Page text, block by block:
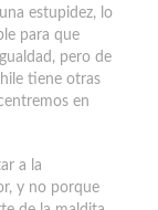
estupidez, lo
para que
pero de
tiene otras
en
a la
y no porque